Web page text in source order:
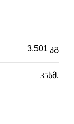
3,501 კგ
35სმ.